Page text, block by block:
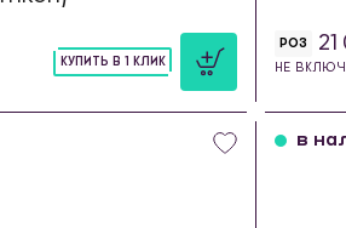
КУПИТЬ В 1 КЛИК
РОЗ 21
НЕ
в